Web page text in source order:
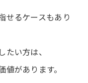
せるケースもあり
い方は、
があります。